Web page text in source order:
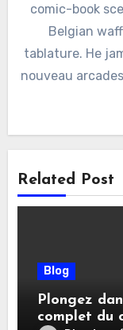
comic-book
Belgian
tablature. He
nouveau
Related Post
Blog
Plongez
complet du